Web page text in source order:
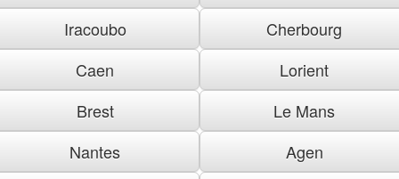
Iracoubo
Cherbourg
Caen
Lorient
Brest
Le Mans
Nantes
Agen